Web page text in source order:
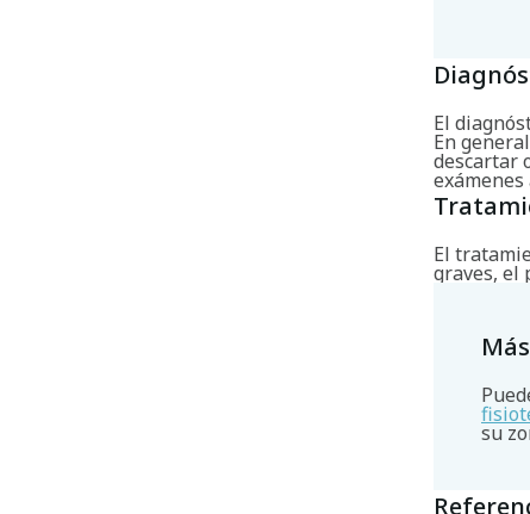
El
En
descartar
El
graves, el
su